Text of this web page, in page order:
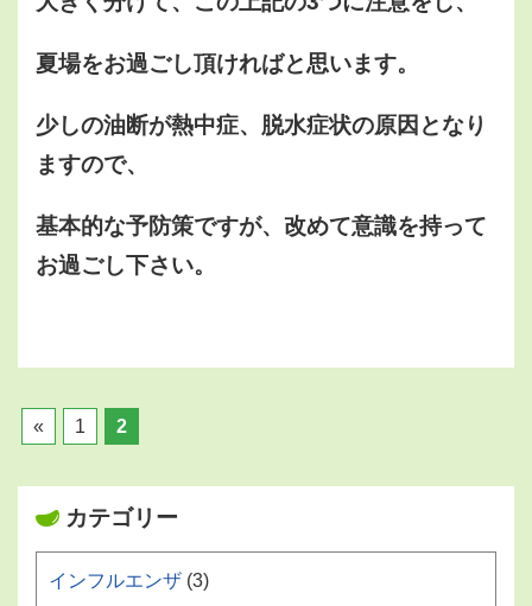
夏場をお過ごし頂ければと思います。
少しの油断が熱中症、脱水症状の原因となり
ますので、
基本的な予防策ですが、改めて意識を持って
お過ごし下さい。
« 1 2
カテゴリー
インフルエンザ (3)